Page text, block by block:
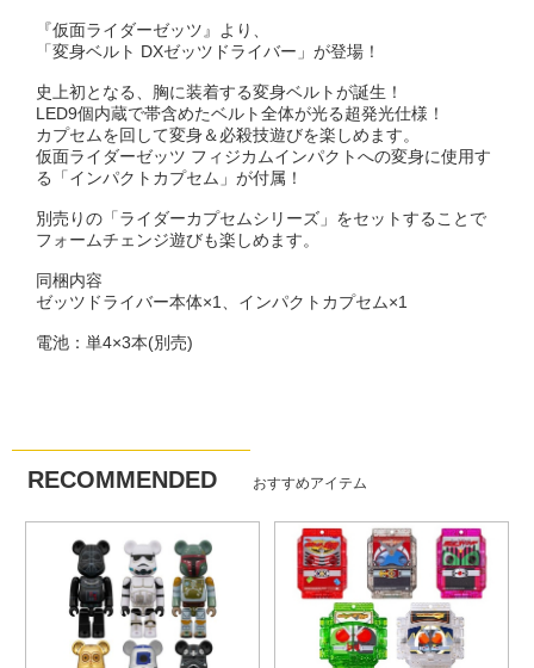
『仮面ライダーゼッツ』より、
「変身ベルト DXゼッツドライバー」が登場！
史上初となる、胸に装着する変身ベルトが誕生！
LED9個内蔵で帯含めたベルト全体が光る超発光仕様！
カプセムを回して変身＆必殺技遊びを楽しめます。
仮面ライダーゼッツ フィジカムインパクトへの変身に使用す
る「インパクトカプセム」が付属！
別売りの「ライダーカプセムシリーズ」をセットすることで
フォームチェンジ遊びも楽しめます。
同梱内容
ゼッツドライバー本体×1、インパクトカプセム×1
電池：単4×3本(別売)
RECOMMENDED おすすめアイテム